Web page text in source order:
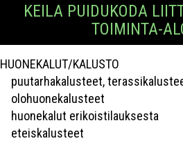
KEILA PUIDUKODA
TOIMINTA-
HUONEKALUT/KALUSTO
puutarhakalusteet,
olohuonekalusteet
huonekalut erikoistilauksesta
eteiskalusteet